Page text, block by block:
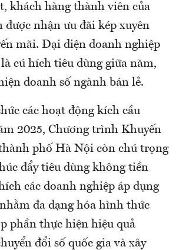
khách hàng thành viên của
nhận ưu đãi kép xuyên
mãi. Đại diện doanh nghiệp
là cú hích tiêu dùng giữa năm,
doanh số ngành bán lẻ.
các hoạt động kích cầu
2025, Chương trình Khuyến
phố Hà Nội còn chú trọng
đẩy tiêu dùng không tiền
các doanh nghiệp áp dụng
đa dạng hóa hình thức
phần thực hiện hiệu quả
đổi số quốc gia và xây